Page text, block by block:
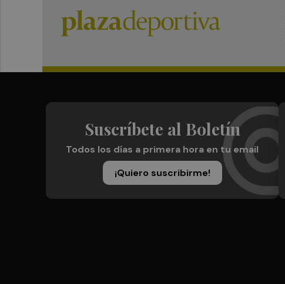
Suscríbete al Boletín
Todos los días a primera hora en tu email
¡Quiero suscribirme!